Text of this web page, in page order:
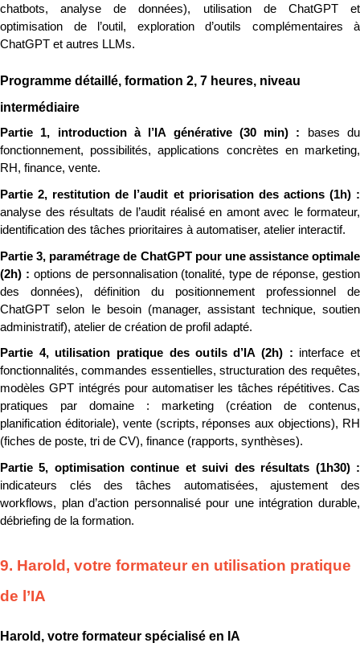
chatbots, analyse de données), utilisation de ChatGPT et
optimisation de l’outil, exploration d’outils complémentaires à
ChatGPT et autres LLMs.
Programme détaillé, formation 2, 7 heures, niveau
intermédiaire
Partie 1, introduction à l’IA générative (30 min) :
bases du
fonctionnement, possibilités, applications concrètes en marketing,
RH, finance, vente.
analyse des résultats de l’audit réalisé en amont avec le formateur,
identification des tâches prioritaires à automatiser, atelier interactif.
Partie 3, paramétrage de ChatGPT pour une assistance optimale
(2h) : options de personnalisation (tonalité, type de réponse, gestion
des données), définition du positionnement professionnel de
ChatGPT selon le besoin (manager, assistant technique, soutien
administratif), atelier de création de profil adapté.
Partie 4, utilisation pratique des outils d’IA (2h) : interface et
fonctionnalités, commandes essentielles, structuration des requêtes,
modèles GPT intégrés pour automatiser les tâches répétitives. Cas
pratiques par domaine : marketing (création de contenus,
planification éditoriale), vente (scripts, réponses aux objections), RH
(fiches de poste, tri de CV), finance (rapports, synthèses).
indicateurs clés des tâches automatisées, ajustement des
workflows, plan d’action personnalisé pour une intégration durable,
débriefing de la formation.
9. Harold, votre formateur en utilisation pratique
de l’IA
Harold, votre formateur spécialisé en IA